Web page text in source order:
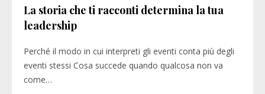
La storia che ti racconti determina la tua
leadership
Perché il modo in cui interpreti gli eventi conta più degli
eventi stessi Cosa succede quando qualcosa non va
come…